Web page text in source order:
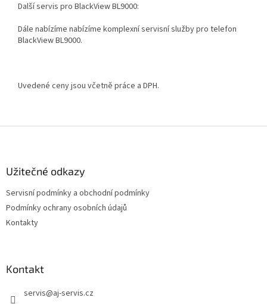
Další servis pro BlackView BL9000:
Dále nabízíme nabízíme komplexní servisní služby pro telefon
BlackView BL9000.
Uvedené ceny jsou včetně práce a DPH.
Užitečné odkazy
Servisní podmínky a obchodní podmínky
Podmínky ochrany osobních údajů
Kontakty
Kontakt
servis@aj-servis.cz